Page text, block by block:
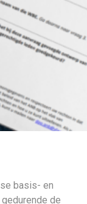
basis- en
de